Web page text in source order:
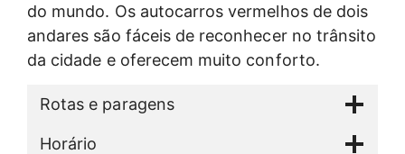
do mundo. Os autocarros vermelhos de dois
andares são fáceis de reconhecer no trânsito
da cidade e oferecem muito conforto.
Rotas e paragens
Horário